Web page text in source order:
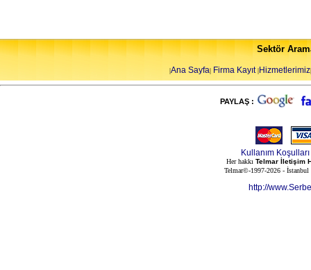
Sektör
|Ana Sayfa| Firma Kayıt|Hizmetlerimiz|
PAYLAŞ :
Kullanım Koşulları
Her hakkı Telmar İletişim
Telmar©-1997-2026 -
http://